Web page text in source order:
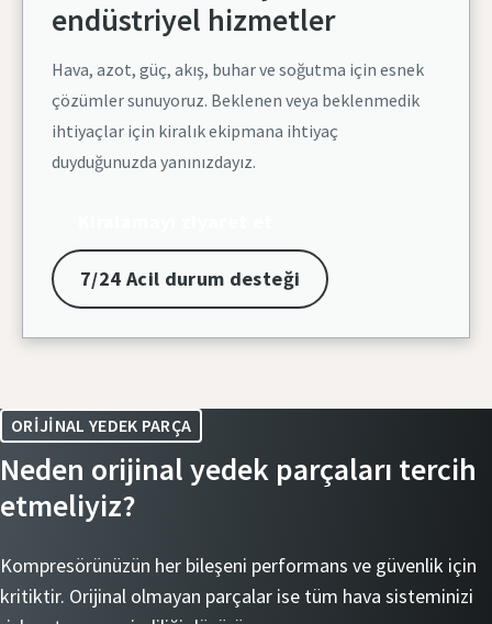
endüstriyel hizmetler
Hava, azot, güç, akış, buhar ve soğutma için esnek
çözümler sunuyoruz. Beklenen veya beklenmedik
ihtiyaçlar için kiralık ekipmana ihtiyaç
duyduğunuzda yanınızdayız.
7/24 Acil durum desteği
ORIJINAL YEDEK PARÇA
Neden orijinal yedek parçaları tercih
etmeliyiz?
Kompresörünüzün her bileşeni performans ve güvenlik için
kritiktir. Orijinal olmayan parçalar ise tüm hava sisteminizi